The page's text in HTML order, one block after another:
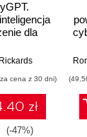
dla
cena z 30 dni)
zł
(-47%)